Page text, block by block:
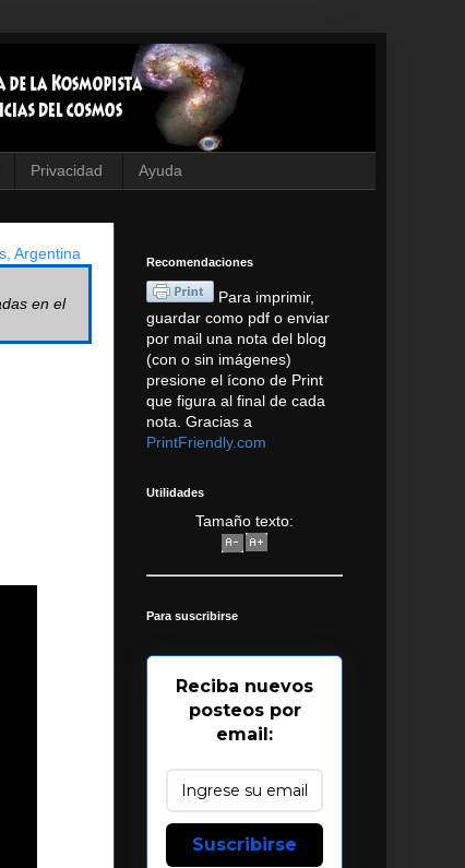
Privacidad Ayuda
Argentina
en el
Recomendaciones
Para imprimir,
guardar como pdf o enviar
por mail una nota del blog
(con o sin imágenes)
presione el ícono de Print
que figura al final de cada
nota. Gracias a
PrintFriendly.com
Utilidades
Tamaño texto:
Para suscribirse
Reciba nuevos
posteos por
email:
Suscribirse